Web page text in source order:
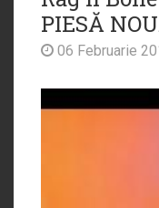
PIESĂ
06 Februarie